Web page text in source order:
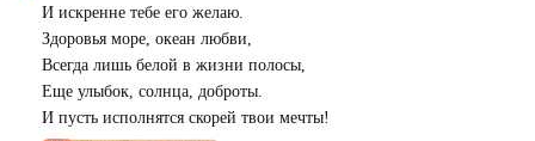
И искренне тебе его желаю.
Здоровья море, океан любви,
Всегда лишь белой в жизни полосы,
Еще улыбок, солнца, доброты.
И пусть исполнятся скорей твои мечты!